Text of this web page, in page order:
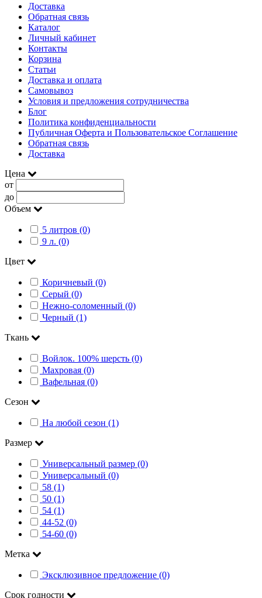
Доставка
Обратная связь
Каталог
Личный кабинет
Контакты
Корзина
Статьи
Доставка и оплата
Самовывоз
Условия и предложения сотрудничества
Блог
Политика конфиденциальности
Публичная Оферта и Пользовательское Соглашение
Обратная связь
Доставка
Цена
от
до
Объем
5 литров (0)
9 л. (0)
Цвет
Коричневый (0)
Серый (0)
Нежно-соломенный (0)
Черный (1)
Ткань
Войлок. 100% шерсть (0)
Махровая (0)
Вафельная (0)
Сезон
На любой сезон (1)
Размер
Универсальный размер (0)
Универсальный (0)
58 (1)
50 (1)
54 (1)
44-52 (0)
54-60 (0)
Метка
Эксклюзивное предложение (0)
Срок годности